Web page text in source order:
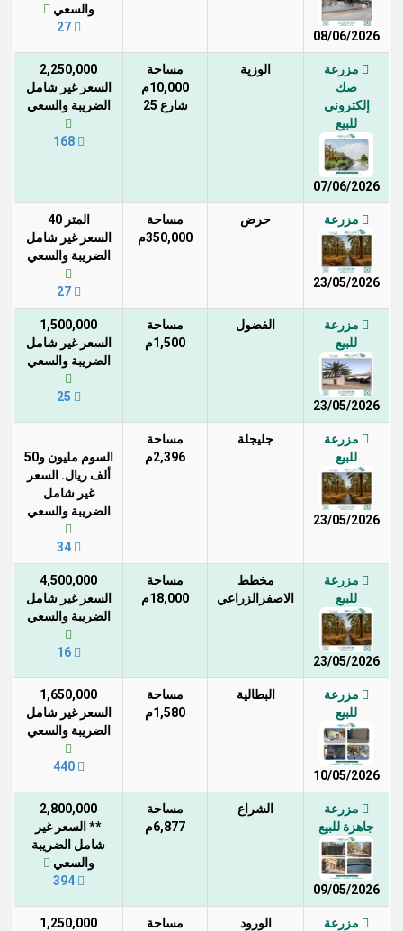
08/06/2026
والسعي
27
مزرعة
صك
إلكتروني
للبيع
07/06/2026
الوزية
مساحة
10,000م
شارع 25
2,250,000
السعر غير شامل
الضريبة والسعي
168
مزرعة
23/05/2026
حرض
مساحة
350,000م
المتر 40
السعر غير شامل
الضريبة والسعي
27
مزرعة
للبيع
23/05/2026
الفضول
مساحة
1,500م
1,500,000
السعر غير شامل
الضريبة والسعي
مزرعة
للبيع
23/05/2026
جليجلة
مساحة
2,396م
السوم مليون و50
ألف ريال. السعر
غير شامل
الضريبة والسعي
34
مزرعة
للبيع
23/05/2026
مخطط
الاصفرالزراعي
مساحة
18,000م
4,500,000
السعر غير شامل
الضريبة والسعي
16
مزرعة
للبيع
10/05/2026
البطالية
مساحة
1,580م
1,650,000
السعر غير شامل
الضريبة والسعي
440
مزرعة
جاهزة للبيع
09/05/2026
الشراع
مساحة
6,877م
2,800,000
** السعر غير
شامل الضريبة
والسعي
394
مزرعة
الورود
مساحة
1,250,000